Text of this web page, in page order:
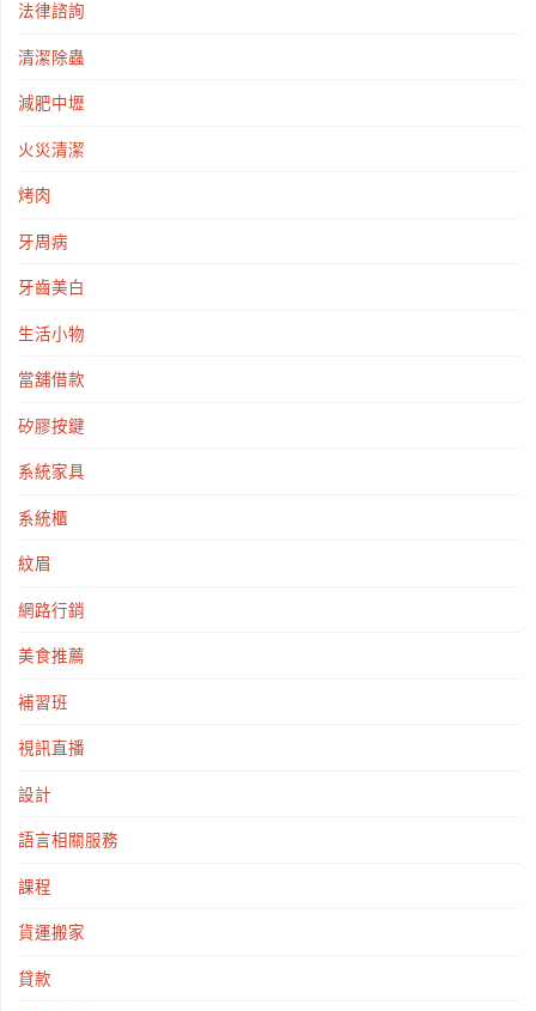
法律諮詢
清潔除蟲
減肥中壢
火災清潔
烤肉
牙周病
牙齒美白
生活小物
當舖借款
矽膠按鍵
系統家具
系統櫃
紋眉
網路行銷
美食推薦
補習班
視訊直播
設計
語言相關服務
課程
貨運搬家
貸款